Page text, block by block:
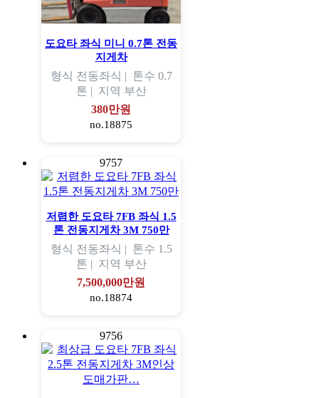
도요타 좌식 미니 0.7톤 전동
지게차
형식 전동좌식 | 톤수 0.7
톤 | 지역 부산
380만원
no.18875
9757
저렴한 도요타 7FB 좌식 1.5
톤 전동지게차 3M 750만
형식 전동좌식 | 톤수 1.5
톤 | 지역 부산
7,500,000만원
no.18874
9756